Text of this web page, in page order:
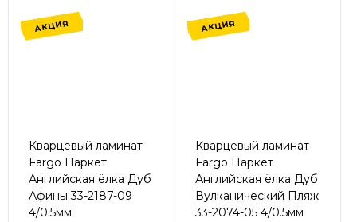
АКЦИЯ
Кварцевый ламинат
Fargo Паркет
Английская ёлка Дуб
Афины 33-2187-09
4/0.5мм
АКЦИЯ
Кварцевый ламинат
Fargo Паркет
Английская ёлка Дуб
Вулканический Пляж
33-2074-05 4/0.5мм